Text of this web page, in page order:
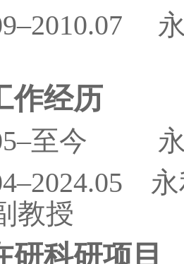
作经历
至今 永
教授
研科研项目